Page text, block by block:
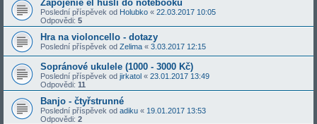
Zapojenie el huslí do notebooku
Poslední příspěvek od Holubko « 22.03.2017 10:05
Odpovědi: 5
Hra na violoncello - dotazy
Poslední příspěvek od Zelima « 3.03.2017 12:15
Sopránové ukulele (1000 - 3000 Kč)
Poslední příspěvek od jirkatol « 23.01.2017 13:49
Odpovědi: 11
Banjo - čtyřstrunné
Poslední příspěvek od adiku « 19.01.2017 13:53
Odpovědi: 2